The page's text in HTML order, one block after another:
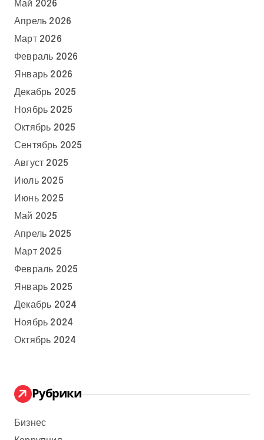
Май 2026
Апрель 2026
Март 2026
Февраль 2026
Январь 2026
Декабрь 2025
Ноябрь 2025
Октябрь 2025
Сентябрь 2025
Август 2025
Июль 2025
Июнь 2025
Май 2025
Апрель 2025
Март 2025
Февраль 2025
Январь 2025
Декабрь 2024
Ноябрь 2024
Октябрь 2024
Рубрики
Бизнес